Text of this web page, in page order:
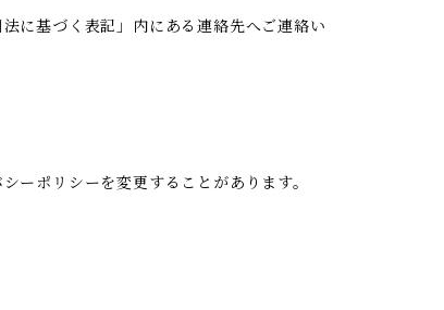
に基づく表記」内にある連絡先へご連絡い
ーポリシーを変更することがあります。